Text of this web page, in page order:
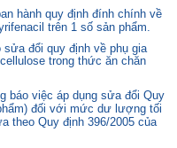
hành quy định đính chính về
trên 1 số sản phẩm.
đổi quy định về phụ gia
trong thức ăn chăn
báo việc áp dụng sửa đổi Quy
đối với mức dư lượng tối
theo Quy định 396/2005 của